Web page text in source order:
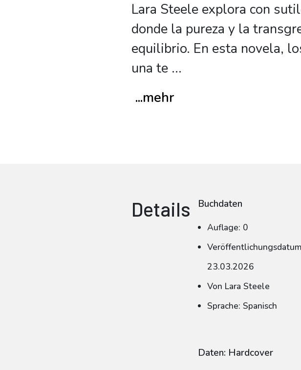
Lara Steele explora con
donde la pureza y la
equilibrio. En esta novela,
una te...
...mehr
Details Buchdaten
Auflage: 0
23.03.2026
Von Lara Steele
Sprache: Spanisch
Daten: Hardcover